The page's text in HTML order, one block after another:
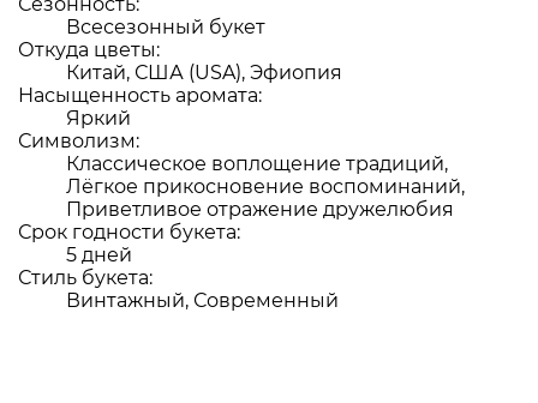
Всесезонный букет
Откуда цветы:
Китай, США (USA), Эфиопия
Насыщенность аромата:
Яркий
Символизм:
Классическое воплощение традиций,
Лёгкое прикосновение воспоминаний,
Приветливое отражение дружелюбия
Срок годности букета:
5 дней
Стиль букета:
Винтажный, Современный